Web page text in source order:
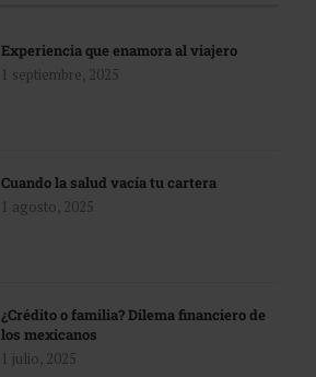
Experiencia que enamora al viajero
1 septiembre, 2025
Cuando la salud vacía tu cartera
1 agosto, 2025
¿Crédito o familia? Dilema financiero de
los mexicanos
1 julio, 2025